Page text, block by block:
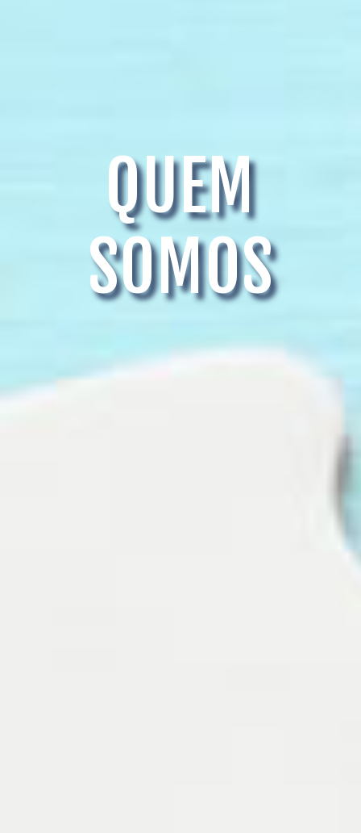
QUEM
SOMOS